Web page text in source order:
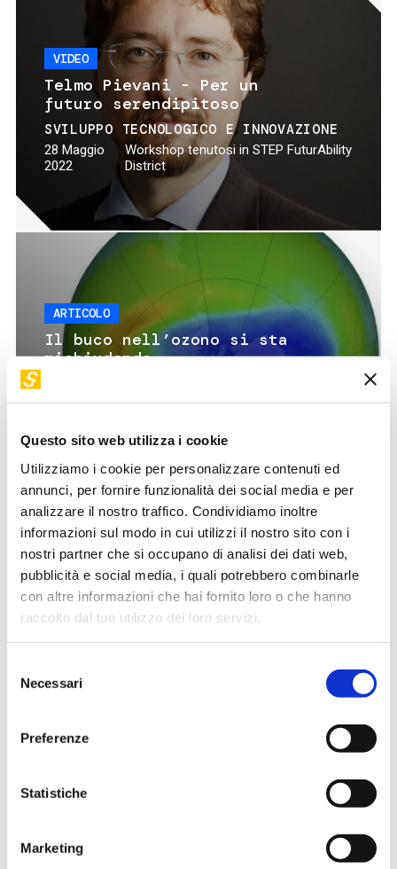
Questo sito web utilizza i cookie
Utilizziamo i cookie per personalizzare contenuti ed
annunci, per fornire funzionalità dei social media e per
analizzare il nostro traffico. Condividiamo inoltre
informazioni sul modo in cui utilizzi il nostro sito con i
nostri partner che si occupano di analisi dei dati web,
pubblicità e social media, i quali potrebbero combinarle
con altre informazioni che hai fornito loro o che hanno
raccolto dal tuo utilizzo dei loro servizi.
delNecessari
Preferenze
Statistiche
Marketing
VIDEO
Telmo Pievani - Per un
futuro serendipitoso
SVILUPPO TECNOLOGICO E INNOVAZIONE
28 Maggio
2022
Workshop tenutosi in STEP FuturAbility
District
ARTICOLO
Il buco nell’ozono si sta
richiudendo
16 Gennaio 2023 Federico Cella, Michela Rovelli
ARTICOLO
Il ricco spettro tra reale
e virtuale: le nuove
frontiere della realtà
19 Ottobre 2022
Cinque cose da sapere